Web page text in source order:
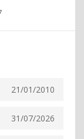
21/01/2010
31/07/2026